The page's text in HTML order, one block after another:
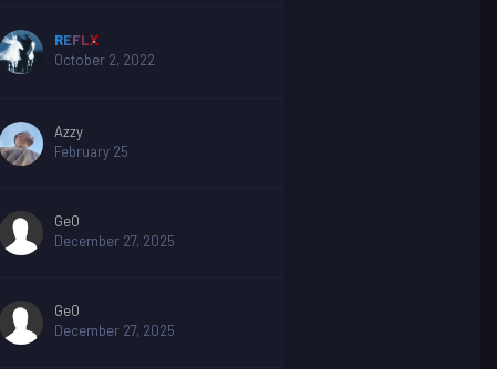
REFLX
October 2, 2022
Azzy
February 25
GeO
December 27, 2025
GeO
December 27, 2025